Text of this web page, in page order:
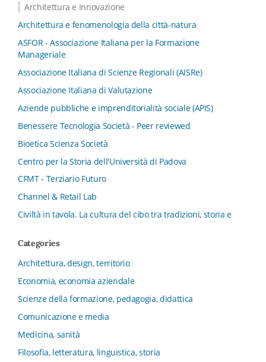
Architettura e Innovazione
Architettura e fenomenologia della città-natura
ASFOR - Associazione Italiana per la Formazione
Manageriale
Associazione Italiana di Scienze Regionali (AISRe)
Associazione Italiana di Valutazione
Aziende pubbliche e imprenditorialità sociale (APIS)
Benessere Tecnologia Società - Peer reviewed
Bioetica Scienza Società
Centro per la Storia dell'Università di Padova
CFMT - Terziario Futuro
Channel & Retail Lab
Civiltà in tavola. La cultura del cibo tra tradizioni, storia e
Collana del Dipartimento di Scienze Aziendali, Management
dell’Economia Università di Bologna
Collana di Clinica della formazione
Collana di Ragioneria ed Economia Aziendale - SIDREA
Collana di Storia delle istituzioni educative e della
Categories
Architettura, design, territorio
Economia, economia aziendale
Scienze della formazione, pedagogia, didattica
Comunicazione e media
Medicina, sanità
Filosofia, letteratura, linguistica, storia